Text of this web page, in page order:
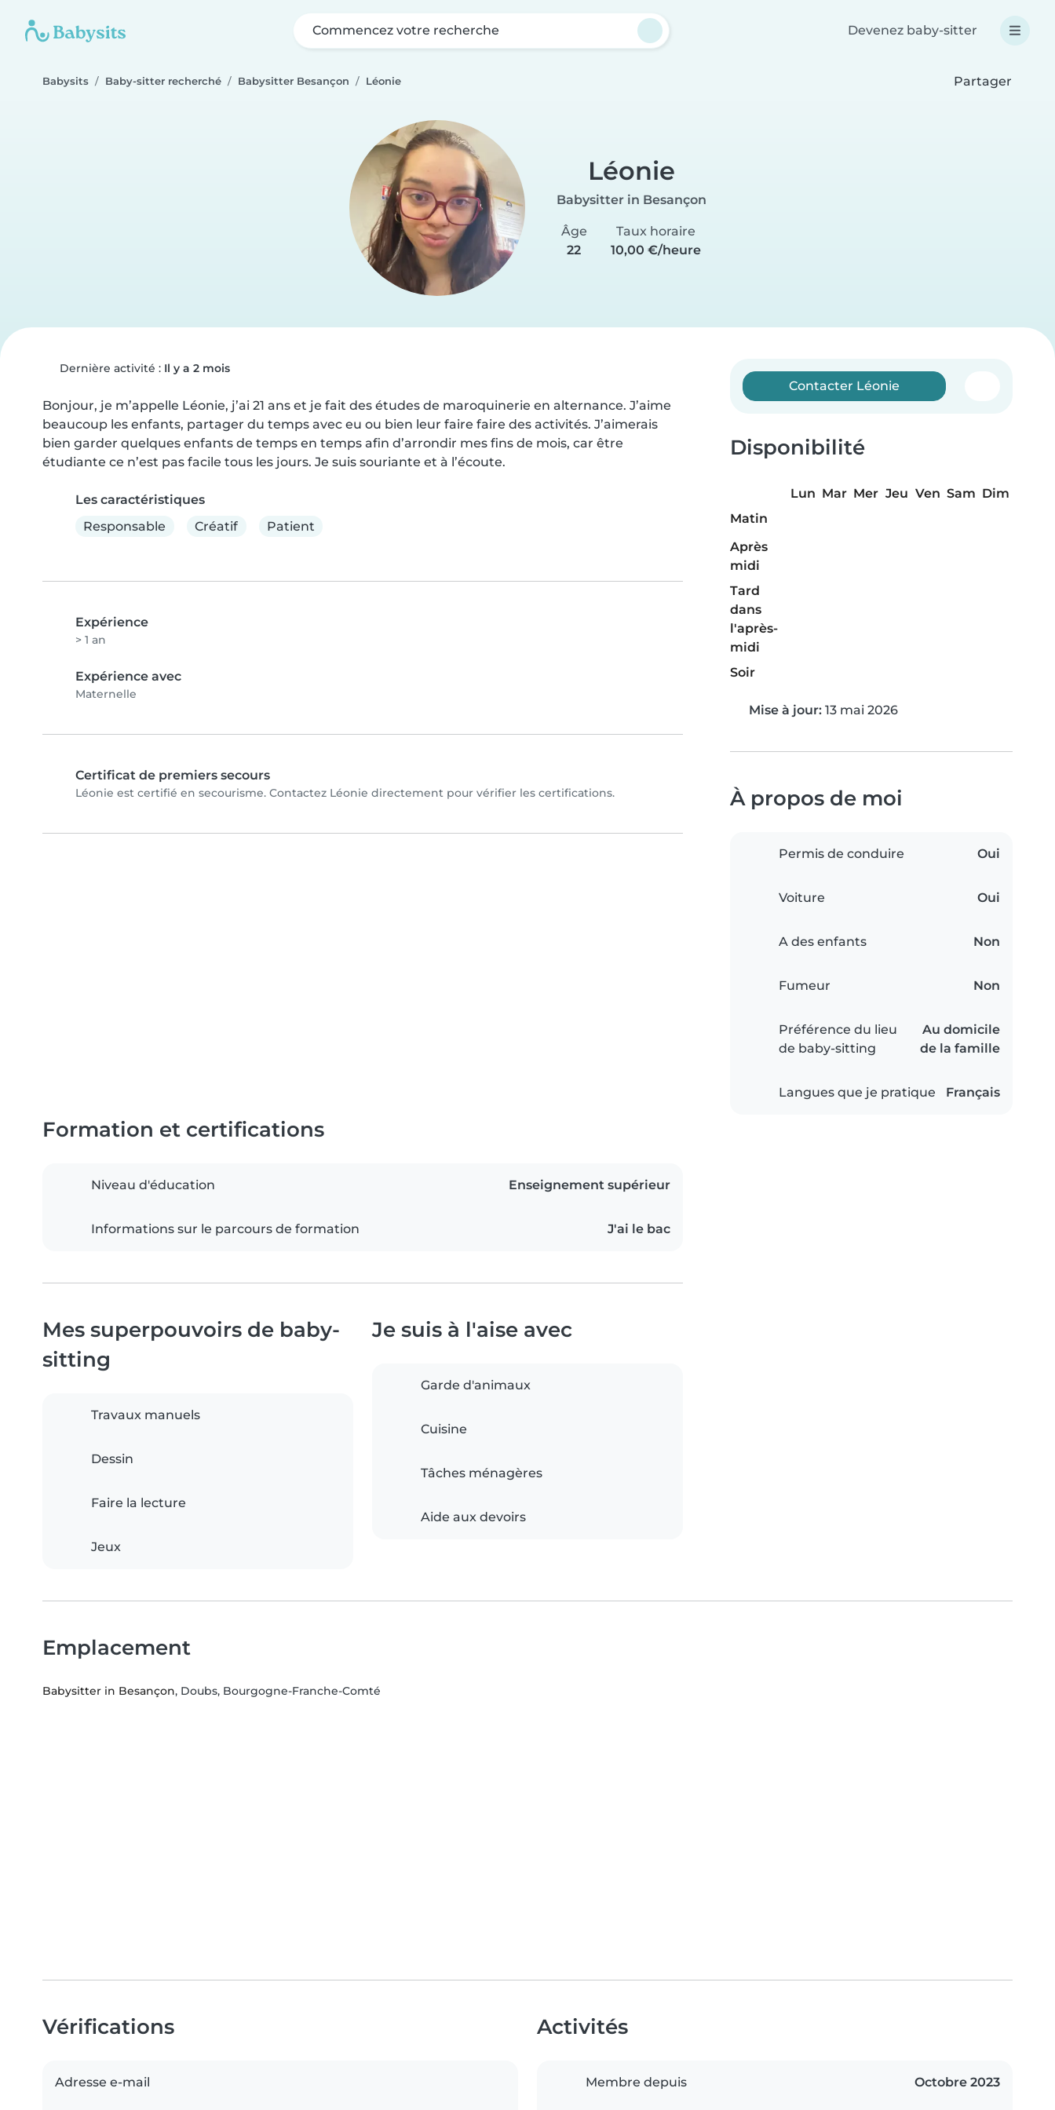
Commencez votre recherche Devenez baby-sitter
Babysits Baby-sitter recherché Babysitter Besançon Léonie Partager
Léonie
Babysitter in Besançon
Âge
22
Taux horaire
10,00 €/heure
Dernière activité : Il y a 2 mois
Bonjour, je m’appelle Léonie, j’ai 21 ans et je fait des études de maroquinerie en alternance. J’aime
beaucoup les enfants, partager du temps avec eu ou bien leur faire faire des activités. J’aimerais
bien garder quelques enfants de temps en temps afin d’arrondir mes fins de mois, car être
étudiante ce n’est pas facile tous les jours. Je suis souriante et à l’écoute.
Les caractéristiques
Responsable
Créatif Patient
Expérience
> 1 an
Expérience avec
Maternelle
Certificat de premiers secours
Léonie est certifié en secourisme. Contactez Léonie directement pour vérifier les certifications.
Contacter Léonie
Disponibilité
Lun Mar Mer Jeu Ven Sam Dim
Matin
Après
midi
Tard
dans
l'après-
midi
Soir
Mise à jour: 13 mai 2026
À propos de moi
Permis de conduire Oui
Voiture Oui
A des enfants Non
Fumeur Non
Préférence du lieu
de baby-sitting
Au domicile
de la famille
Langues que je pratique Français
Formation et certifications
Niveau d'éducation Enseignement supérieur
Informations sur le parcours de formation J'ai le bac
Mes superpouvoirs de baby-
sitting
Travaux manuels
Dessin
Faire la lecture
Jeux
Je suis à l'aise avec
Garde d'animaux
Cuisine
Tâches ménagères
Aide aux devoirs
Emplacement
Babysitter in Besançon, Doubs, Bourgogne-Franche-Comté
Vérifications
Adresse e-mail
Activités
Membre depuis Octobre 2023